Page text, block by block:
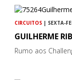
CIRCUITOS | SEXTA-
GUILHERME
Rumo aos